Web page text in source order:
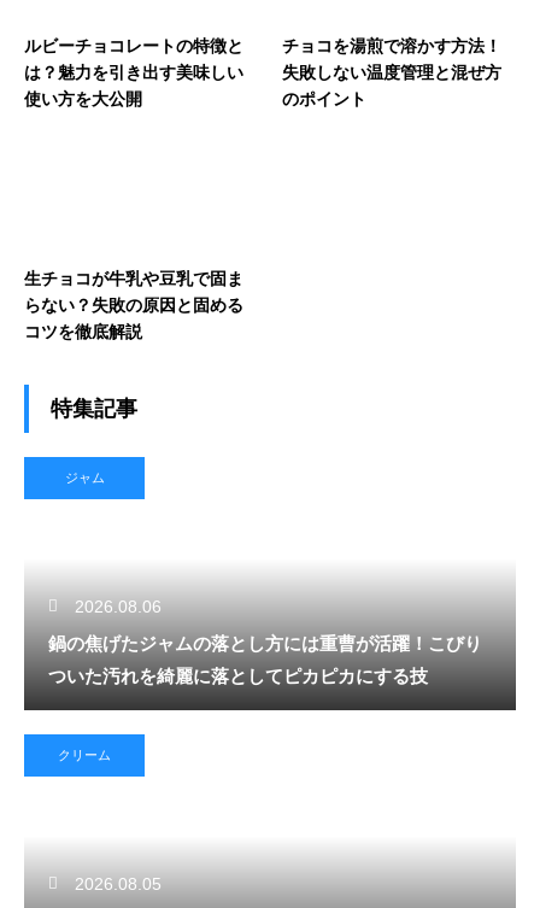
ルビーチョコレートの特徴と
は？魅力を引き出す美味しい
使い方を大公開
チョコを湯煎で溶かす方法！
失敗しない温度管理と混ぜ方
のポイント
生チョコが牛乳や豆乳で固ま
らない？失敗の原因と固める
コツを徹底解説
特集記事
ジャム
2026.08.06
鍋の焦げたジャムの落とし方には重曹が活躍！こびり
ついた汚れを綺麗に落としてピカピカにする技
クリーム
2026.08.05